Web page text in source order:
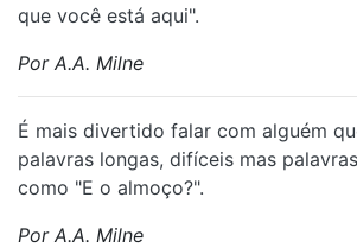
que você está aqui".
Por A.A. Milne
É mais divertido falar com alguém
palavras longas, difíceis mas
como "E o almoço?".
Por A.A. Milne